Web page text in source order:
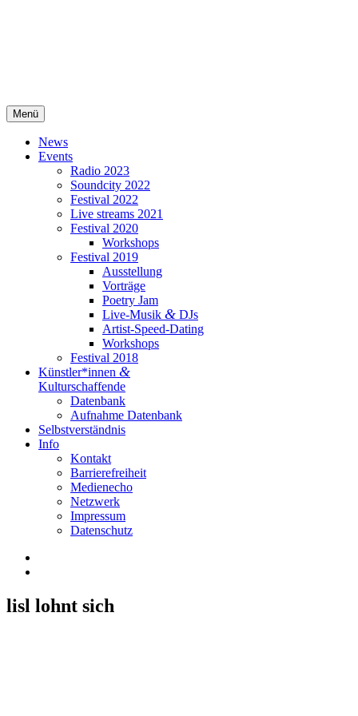
LocArtista Freiburg
Initiative zur Vernetzung, Sicht- und Hörbarmachung von FLINTA
Künstler*innen in Freiburg
Menü
News
Events
Radio 2023
Soundcity 2022
Festival 2022
Live streams 2021
Festival 2020
Workshops
Festival 2019
Ausstellung
Vorträge
Poetry Jam
Live-Musik & DJs
Artist-Speed-Dating
Workshops
Festival 2018
Künstler*innen &
Kulturschaffende
Datenbank
Aufnahme Datenbank
Selbstverständnis
Info
Kontakt
Barrierefreiheit
Medienecho
Netzwerk
Impressum
Datenschutz
lisl lohnt sich